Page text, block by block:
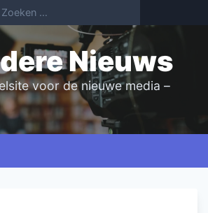
Nieuws
voor de nieuwe media –